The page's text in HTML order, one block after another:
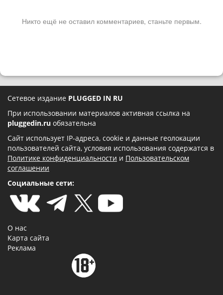
Никто ещё не оставил комментариев, станьте первым.
Сетевое издание PLUGGED IN RU
При использовании материалов активная ссылка на
pluggedin.ru обязательна
Сайт использует IP-адреса, cookie и данные геолокации
пользователей сайта, условия использования содержатся в
Политике конфиденциальности и Пользовательском
соглашении
Социальные сети:
О нас
Карта сайта
Реклама